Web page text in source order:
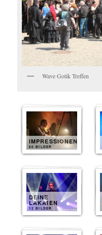
Wave Gotik Treffen
IMPRESSIONEN
60 BILDER
DEINE
LAKAIEN
12 BILDER